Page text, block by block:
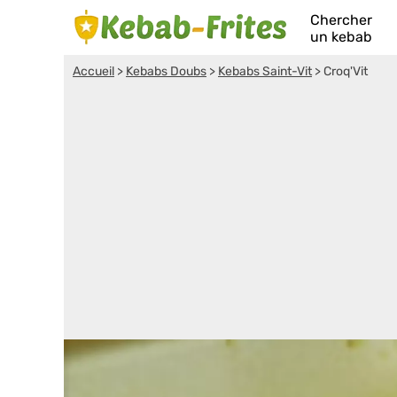
Chercher
un kebab
Accueil > Kebabs Doubs > Kebabs Saint-Vit>Croq'Vit